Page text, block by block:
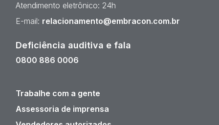
Atendimento eletrônico: 24h
E-mail: relacionamento@embracon.com.br
Deficiência auditiva e fala
0800 886 0006
Trabalhe com a gente
Assessoria de imprensa